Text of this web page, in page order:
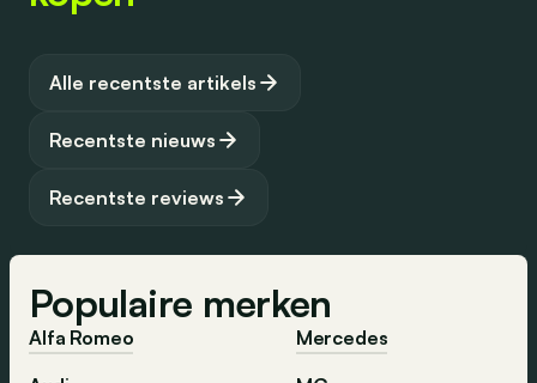
u past. Aarzel niet om tijdens dit aankoopproces vragen te
Als je een account aanmaakt, kun je ook advertenties
gemakkelijk en toegankelijk om jouw perfecte auto te
Alle recentste artikels
Recentste nieuws
Recentste reviews
Populaire merken
Alfa Romeo
Mercedes